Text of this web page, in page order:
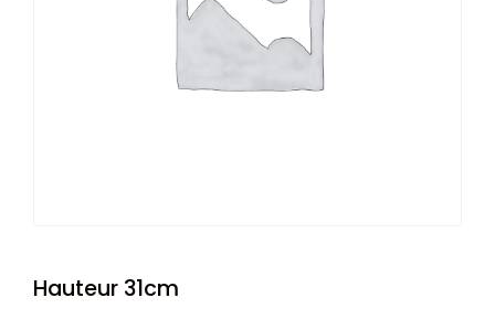
Hauteur 31cm